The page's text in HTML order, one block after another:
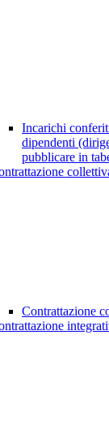
Incarichi
dipendenti
pubblicare in
Contrattazione